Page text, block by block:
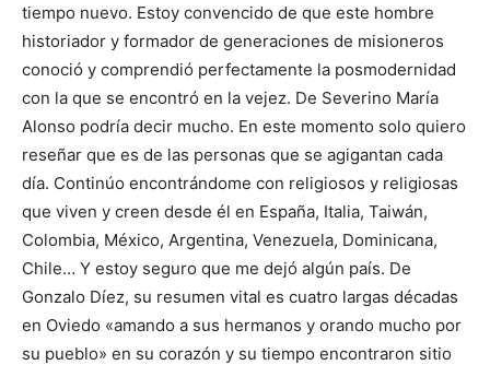
tiempo nuevo. Estoy convencido de que este hombre
historiador y formador de generaciones de misioneros
conoció y comprendió perfectamente la posmodernidad
con la que se encontró en la vejez. De Severino María
Alonso podría decir mucho. En este momento solo quiero
reseñar que es de las personas que se agigantan cada
día. Continúo encontrándome con religiosos y religiosas
que viven y creen desde él en España, Italia, Taiwán,
Colombia, México, Argentina, Venezuela, Dominicana,
Chile… Y estoy seguro que me dejó algún país. De
Gonzalo Díez, su resumen vital es cuatro largas décadas
en Oviedo «amando a sus hermanos y orando mucho por
su pueblo» en su corazón y su tiempo encontraron sitio